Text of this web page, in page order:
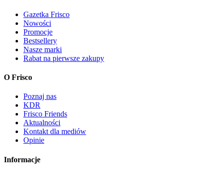
Gazetka Frisco
Nowości
Promocje
Bestsellery
Nasze marki
Rabat na pierwsze zakupy
O Frisco
Poznaj nas
KDR
Frisco Friends
Aktualności
Kontakt dla mediów
Opinie
Informacje